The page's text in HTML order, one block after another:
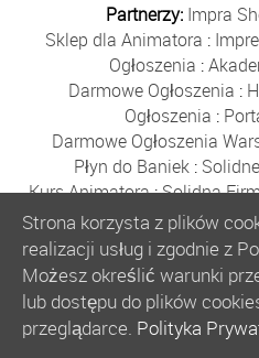
Partnerzy: Impra
Sklep dla Animatora :
Ogłoszenia :
Darmowe Ogłoszenia :
Ogłoszenia :
Darmowe Ogłoszenia
Płyn do Baniek:
Kurs Animatora:Solidna
Animator
Bezpłatne Ogłoszenia
Bańki Mydlane:
Szkolenie Animatorów:
Kurs Animatora
Kurs Animatora Poznań:
Strona korzysta z plików
realizacji usług i zgodnie z
Możesz określić warunki
lub dostępu do plików
przeglądarce. Polityka